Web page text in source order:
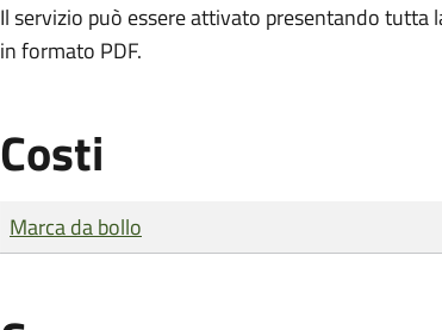
Il servizio può essere attivato presentando
in formato PDF.
Costi
Tipo di pagamento
Importo
Marca da bollo